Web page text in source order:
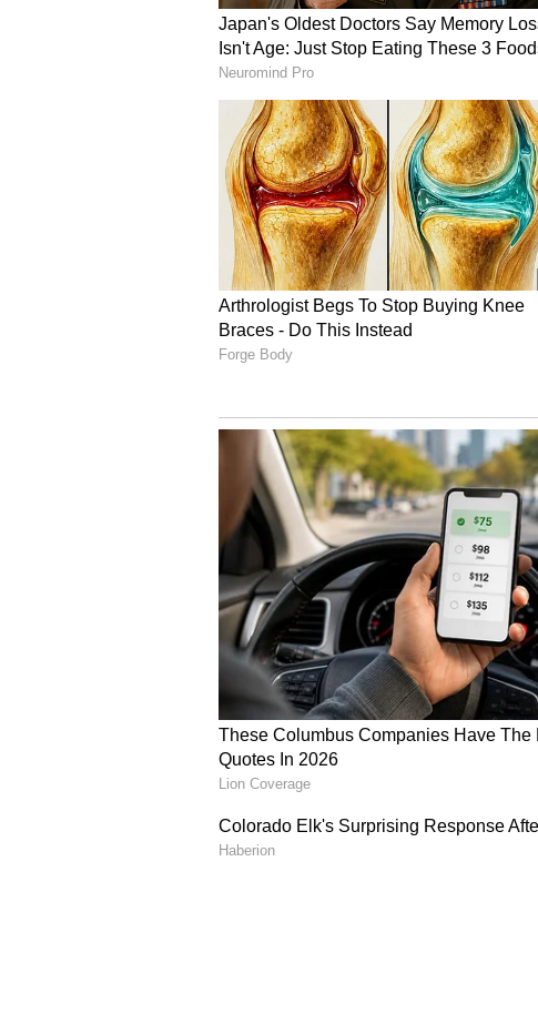
ಫಸ್ಟ್‌ ಮದುವೆ ಮುರೀತು,
ಇಲ್ಲ, ಎಲ್ಲ ಹೀಲ್‌ ಆಗಿದೆ:
3
3
Image Credit :Instagram
ನಾವು ಬದಲಾಗಬೇಕು
“ಬದಲಾದ ಕಾಲಕ್ಕೆ ಅನುಗುಣವಾಗಿ ನಾವು
ಆದರೂ ಬದಲಾಗಬೇಕಾಗುತ್ತದೆ. ಇದು ನನ್ನ
ಅನುಭವದಿಂದ ಹೇಳುತ್ತಿರುವ ನನ್ನ ಅನಿಸಿಕೆ.
ಹಸಿವನ್ನು ನೀಗಿಸುವುದಿಲ್ಲ, ಕಾಲಾಯ ತಸ್ಮೈ